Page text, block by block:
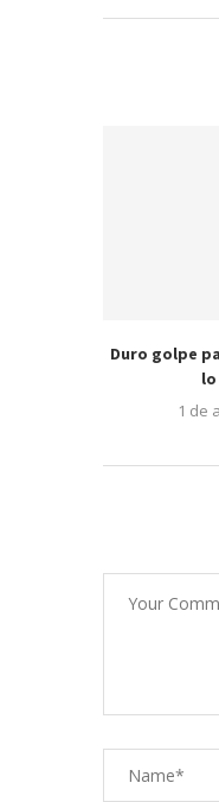
Duro golpe
1 de